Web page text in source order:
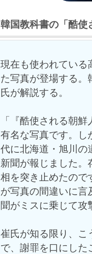
韓国教科書の「酷使
現在も使われている
た写真が登場する。
氏が解説する。
「『酷使される朝
有名な写真です。し
代に北海道・旭川の
新聞が報じました。
相を突き止めたので
が写真の間違いに言
聞がミスに乗じて攻
崔氏が知る限り、こ
で、謝罪を口にした